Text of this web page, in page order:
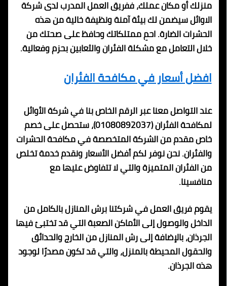
منزلك أو مكان عملك، ففريق العمل المدرب لدى شركة
الاوائل سيضمن لك بيئة آمنة ونظيفة خالية من هذه
الحشرات الضارة. احمِ ممتلكاتك وحافظ على صحتك من
خلال التعامل مع مشكلة الفئران والثعابين بحزم وفعالية.
افضل أسعار في مكافحة الفئران
عند التواصل معنا عبر الرقم الخاص بنا في شركة الأوائل
لمكافحة الفئران (01080892037)، ستحصل على خصم
خاص مقدم من الشركة المتخصصة في مكافحة الحشرات
والفئران. نحن نوفر لكم أفضل الأسعار ونقدم خدمة تخلص
من الفئران المتميزة والتي لا تتفاوض عليها مع
منافسينا.
يقوم فريق العمل في شركتنا برش المنازل بالكامل من
الداخل والوصول إلى الأماكن الصعبة التي قد تختبئ فيها
الجرذان، بالإضافة إلى رش المنازل من الخارج والحدائق
والحقول المحيطة بالمنزل، والتي قد تكون مصدرًا لوجود
هذه الجرذان.